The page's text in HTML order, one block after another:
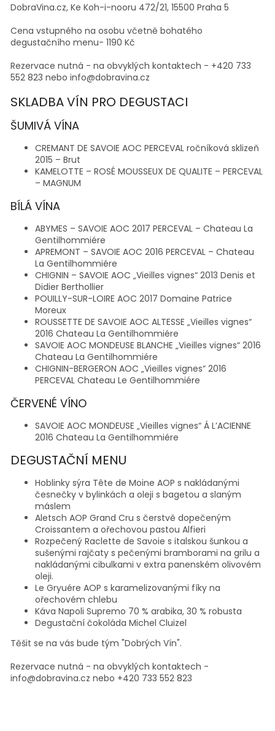
DobraVina.cz, Ke Koh-i-nooru 472/21, 15500 Praha 5
Cena vstupného na osobu včetně bohatého
degustačního menu- 1190 Kč
Rezervace nutná - na obvyklých kontaktech - +420 733
552 823 nebo info@dobravina.cz
SKLADBA VÍN PRO DEGUSTACI
ŠUMIVÁ VÍNA
CREMANT DE SAVOIE AOC PERCEVAL ročníková sklizeň
2015 – Brut
KAMELOTTE – ROSÉ MOUSSEUX DE QUALITE – PERCEVAL
– MAGNUM
BÍLÁ VÍNA
ABYMES – SAVOIE AOC 2017 PERCEVAL – Chateau La
Gentilhommiére
APREMONT – SAVOIE AOC 2016 PERCEVAL – Chateau
La Gentilhommiére
CHIGNIN – SAVOIE AOC „Vieilles vignes“ 2013 Denis et
Didier Berthollier
POUILLY-SUR-LOIRE AOC 2017 Domaine Patrice
Moreux
ROUSSETTE DE SAVOIE AOC ALTESSE „Vieilles vignes“
2016 Chateau La Gentilhommiére
SAVOIE AOC MONDEUSE BLANCHE „Vieilles vignes“ 2016
Chateau La Gentilhommiére
CHIGNIN-BERGERON AOC „Vieilles vignes“ 2016
PERCEVAL Chateau Le Gentilhommiére
ČERVENÉ VÍNO
SAVOIE AOC MONDEUSE „Vieilles vignes“ Á L’ACIENNE
2016 Chateau La Gentilhommiére
DEGUSTAČNÍ MENU
Hoblinky sýra Tête de Moine AOP s nakládanými
česnečky v bylinkách a oleji s bagetou a slaným
máslem
Aletsch AOP Grand Cru s čerstvě dopečeným
Croissantem a ořechovou pastou Alfieri
Rozpečený Raclette de Savoie s italskou šunkou a
sušenými rajčaty s pečenými bramborami na grilu a
nakládanými cibulkami v extra panenském olivovém
oleji.
Le Gryuére AOP s karamelizovanými fíky na
ořechovém chlebu
Káva Napoli Supremo 70 % arabika, 30 % robusta
Degustační čokoláda Michel Cluizel
Těšit se na vás bude tým "Dobrých Vín".
Rezervace nutná - na obvyklých kontaktech -
info@dobravina.cz nebo +420 733 552 823